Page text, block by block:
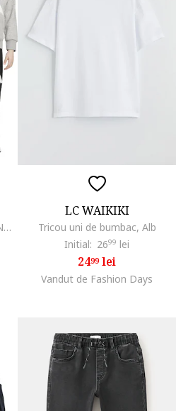
Trening cu fermoar si gluga, Negru/Gri deschis melange
LC WAIKIKI
Tricou uni de bumbac, Alb
Initial: 2699 lei
2499lei
Vandut de Fashion Days